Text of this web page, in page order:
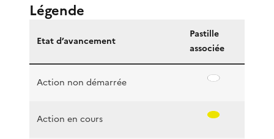
Légende
Etat d’avancement
Pastille
associée
Action non démarrée
Action en cours